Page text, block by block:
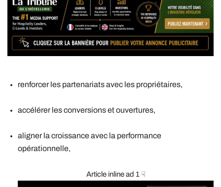
renforcer les partenariats avec les propriétaires,
accélérer les conversions et ouvertures,
aligner la croissance avec la performance
opérationnelle,
Article inline ad 1 ☟